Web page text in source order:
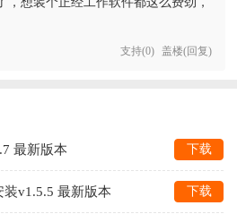
支持(0) 盖楼(回复)
最新版本 下载
v1.5.5 最新版本 下载